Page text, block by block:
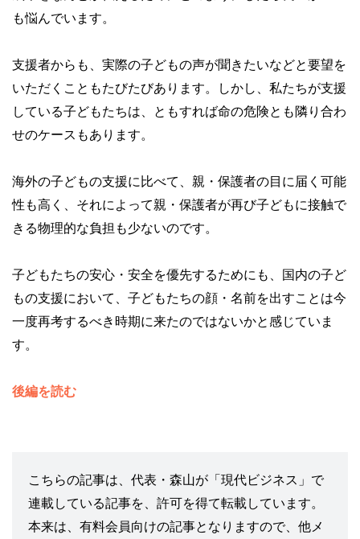
も悩んでいます。
支援者からも、実際の子どもの声が聞きたいなどと要望を
いただくこともたびたびあります。しかし、私たちが支援
している子どもたちは、ともすれば命の危険とも隣り合わ
せのケースもあります。
海外の子どもの支援に比べて、親・保護者の目に届く可能
性も高く、それによって親・保護者が再び子どもに接触で
きる物理的な負担も少ないのです。
子どもたちの安心・安全を優先するためにも、国内の子ど
もの支援において、子どもたちの顔・名前を出すことは今
一度再考するべき時期に来たのではないかと感じていま
す。
後編を読む
こちらの記事は、代表・森山が「現代ビジネス」で
連載している記事を、許可を得て転載しています。
本来は、有料会員向けの記事となりますので、他メ